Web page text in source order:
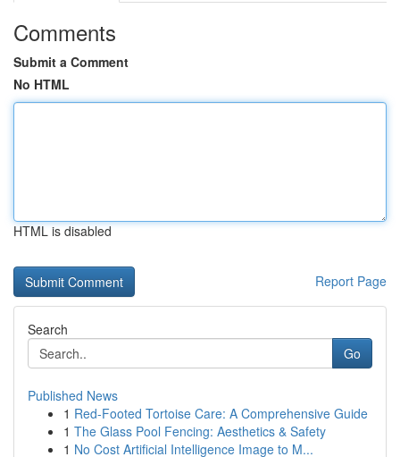
Comments
Submit a Comment
No HTML
HTML is disabled
Report Page
Search
Go
Published News
1 Red-Footed Tortoise Care: A Comprehensive Guide
1 The Glass Pool Fencing: Aesthetics & Safety
1 No Cost Artificial Intelligence Image to M...